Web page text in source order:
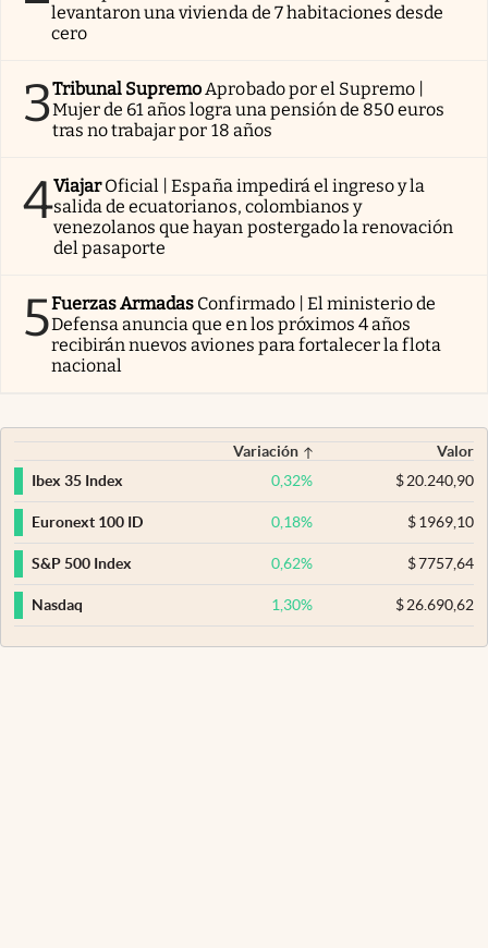
levantaron una vivienda de 7 habitaciones desde
cero
3Tribunal Supremo Aprobado por el Supremo |
Mujer de 61 años logra una pensión de 850 euros
tras no trabajar por 18 años
4Viajar Oficial | España impedirá el ingreso y la
salida de ecuatorianos, colombianos y
venezolanos que hayan postergado la renovación
del pasaporte
5Fuerzas Armadas Confirmado | El ministerio de
Defensa anuncia que en los próximos 4 años
recibirán nuevos aviones para fortalecer la flota
nacional
Variación
Valor
Ibex 35 Index
0,32% $20.240,90
Euronext 100 ID 0,18% $1969,10
S&P 500 Index 0,62% $7757,64
Nasdaq 1,30% $26.690,62